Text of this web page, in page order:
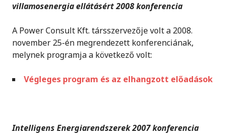
villamosenergia ellátásért 2008 konferencia
A Power Consult Kft. társszervezője volt a 2008.
november 25-én megrendezett konferenciának,
melynek programja a következő volt:
Végleges program és az elhangzott előadások
Intelligens Energiarendszerek 2007 konferencia